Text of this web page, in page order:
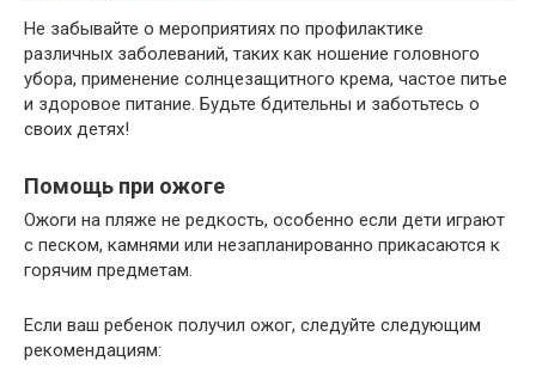
Не забывайте о мероприятиях по профилактике
различных заболеваний, таких как ношение головного
убора, применение солнцезащитного крема, частое питье
и здоровое питание. Будьте бдительны и заботьтесь о
своих детях!
Помощь при ожоге
Ожоги на пляже не редкость, особенно если дети играют
с песком, камнями или незапланированно прикасаются к
горячим предметам.
Если ваш ребенок получил ожог, следуйте следующим
рекомендациям: